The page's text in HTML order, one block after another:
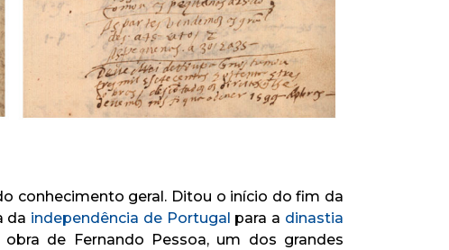
conhecimento geral. Ditou o início do fim da
da independência de Portugal para a dinastia
de Fernando Pessoa, um dos grandes